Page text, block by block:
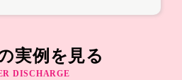
実例を見る
DISCHARGE